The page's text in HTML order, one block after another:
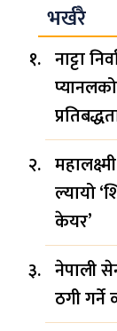
भर्खरै
नाट्टा
ल्यायो
केयर’
नेपाली
ठगी गर्ने